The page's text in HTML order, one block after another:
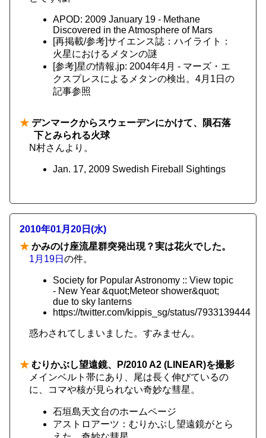
APOD: 2009 January 19 - Methane
Discovered in the Atmosphere of Mars
[再掲載/参考]サイエンス誌：ハイライト：
火星におけるメタンの謎
[参考]星の情報.jp: 2004年4月 - マーズ・エ
クスプレスによるメタンの検出。4月1日の
記事参照
★ デンマークからスウェーデンにかけて、隕石落
下とみられる火球
N村さんより。
Jan. 17, 2009 Swedish Fireball Sightings
2010年01月20日(水)
★ かみのけ座流星群突発出現？実は花火でした。
1月19日 の件。
Society for Popular Astronomy :: View topic
- New Year &quot;Meteor shower&quot;
due to sky lanterns
https://twitter.com/kippis_sg/status/7933139444
惑わされてしまいました。すみません。
★ むりかぶし望遠鏡、P/2010 A2 (LINEAR)を撮影
メインベルト帯にあり、尾は長く伸びているの
に、コマや核が見られない奇妙な彗星。
石垣島天文台のホームページ
アストロアーツ：むりかぶし望遠鏡がとら